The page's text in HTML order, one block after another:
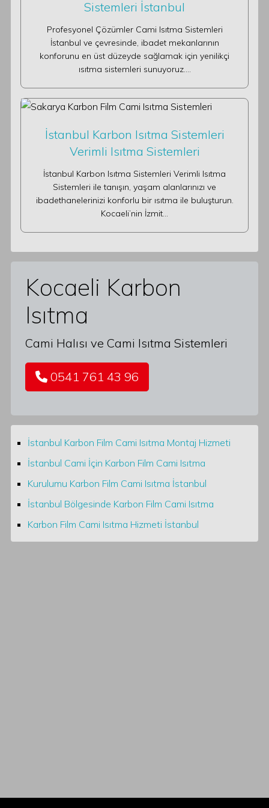
Sistemleri İstanbul
Profesyonel Çözümler Cami Isıtma Sistemleri
İstanbul ve çevresinde, ibadet mekanlarının
konforunu en üst düzeyde sağlamak için yenilikçi
ısıtma sistemleri sunuyoruz.…
İstanbul Karbon Isıtma Sistemleri
Verimli Isıtma Sistemleri
İstanbul Karbon Isıtma Sistemleri Verimli Isıtma
Sistemleri ile tanışın, yaşam alanlarınızı ve
ibadethanelerinizi konforlu bir ısıtma ile buluşturun.
Kocaeli’nin İzmit…
Kocaeli Karbon
Isıtma
Cami Halısı ve Cami Isıtma Sistemleri
0541 761 43 96
İstanbul Karbon Film Cami Isıtma Montaj Hizmeti
İstanbul Cami İçin Karbon Film Cami Isıtma
Kurulumu Karbon Film Cami Isıtma İstanbul
İstanbul Bölgesinde Karbon Film Cami Isıtma
Karbon Film Cami Isıtma Hizmeti İstanbul